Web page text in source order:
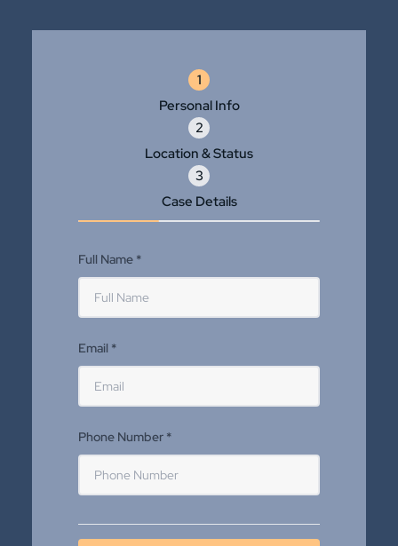
1
Personal Info
2
Location & Status
3
Case Details
Full Name *
Email *
Phone Number *